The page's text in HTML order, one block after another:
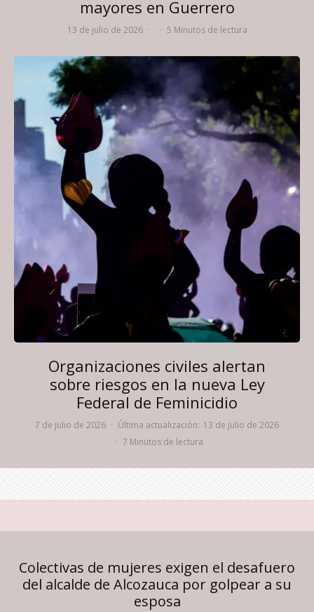
mayores en Guerrero
13 de julio de 2026 · · 5 Minutos de lectura
Organizaciones civiles alertan
sobre riesgos en la nueva Ley
Federal de Feminicidio
7 de julio de 2026 · Última actualización: 13 de julio de 2026
· 7 Minutos de lectura
Colectivas de mujeres exigen el desafuero
del alcalde de Alcozauca por golpear a su
esposa